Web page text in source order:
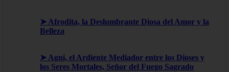
➤ Afrodita, la Deslumbrante Diosa del Amor y la
Belleza
➤ Agni, el Ardiente Mediador entre los Dioses y
los Seres Mortales, Señor del Fuego Sagrado